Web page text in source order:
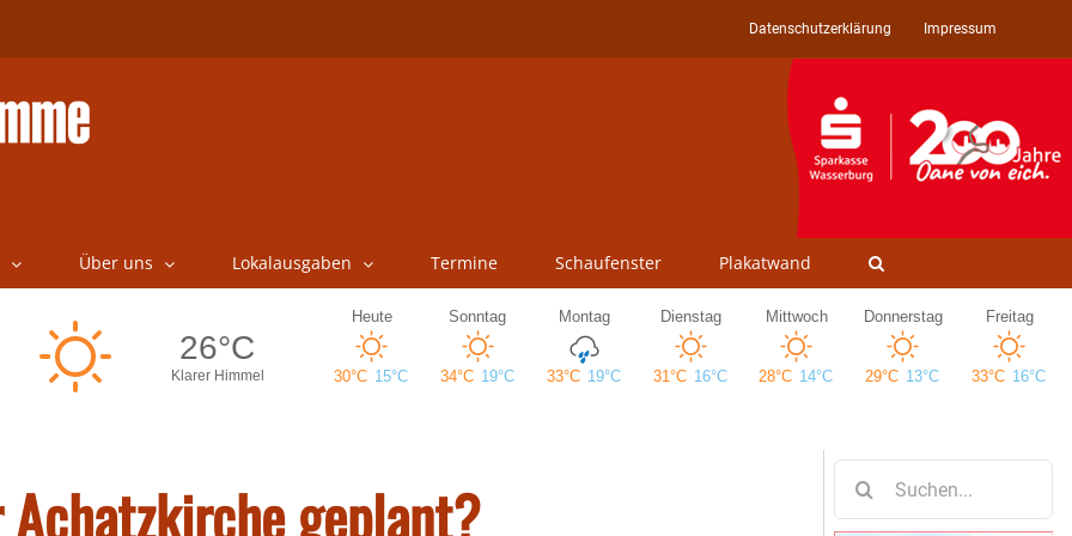
Datenschutzerklärung Impressum
Über uns Lokalausgaben Termine Schaufenster Plakatwand
geplant?
nach: